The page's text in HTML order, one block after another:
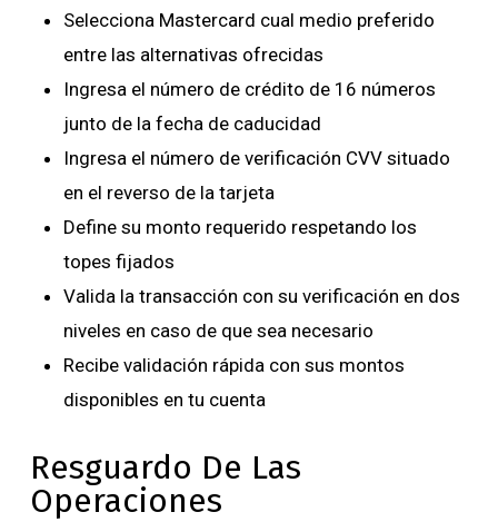
Selecciona Mastercard cual medio preferido
entre las alternativas ofrecidas
Ingresa el número de crédito de 16 números
junto de la fecha de caducidad
Ingresa el número de verificación CVV situado
en el reverso de la tarjeta
Define su monto requerido respetando los
topes fijados
Valida la transacción con su verificación en dos
niveles en caso de que sea necesario
Recibe validación rápida con sus montos
disponibles en tu cuenta
Resguardo De Las
Operaciones